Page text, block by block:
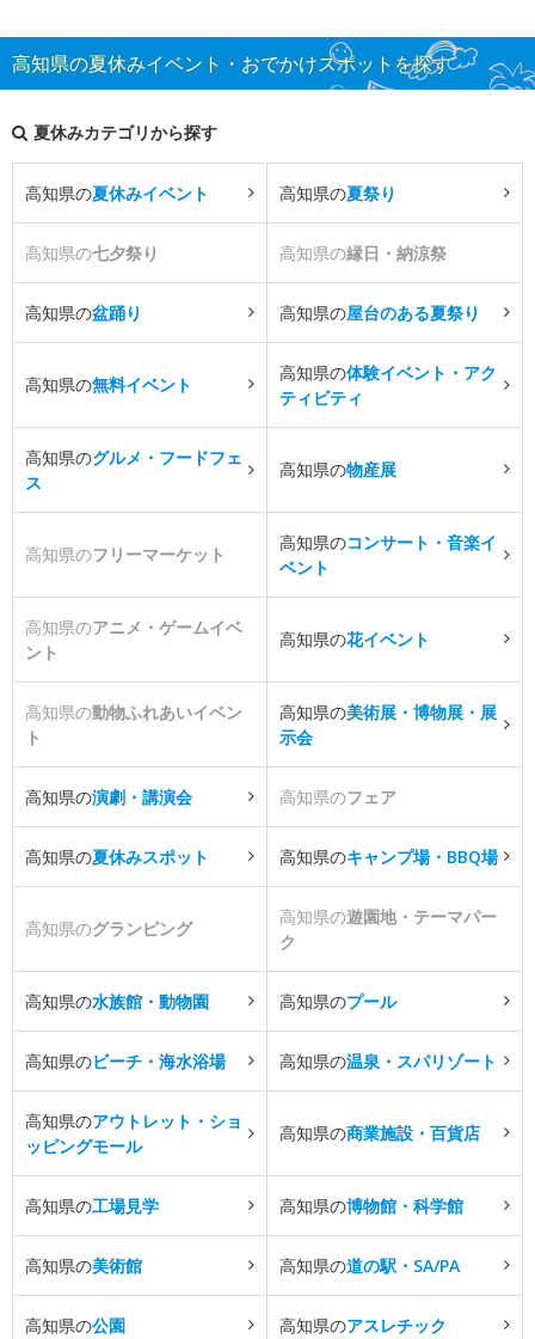
高知県の夏休みイベント・おでかけスポットを探す
夏休みカテゴリから探す
高知県の夏休みイベント 高知県の夏祭り
高知県の七夕祭り 高知県の縁日・納涼祭
高知県の盆踊り 高知県の屋台のある夏祭り
高知県の無料イベント
高知県の体験イベント・アク
ティビティ
高知県のグルメ・フードフェ
ス
高知県の物産展
高知県のフリーマーケット
高知県のコンサート・音楽イ
ベント
高知県のアニメ・ゲームイベ
ント
高知県の花イベント
高知県の動物ふれあいイベン
ト
高知県の美術展・博物展・展
示会
高知県の演劇・講演会 高知県のフェア
高知県の夏休みスポット 高知県のキャンプ場・BBQ場
高知県のグランピング
高知県の遊園地・テーマパー
ク
高知県の水族館・動物園 高知県のプール
高知県のビーチ・海水浴場 高知県の温泉・スパリゾート
高知県のアウトレット・ショ
ッピングモール
高知県の商業施設・百貨店
高知県の工場見学 高知県の博物館・科学館
高知県の美術館 高知県の道の駅・SA/PA
高知県の公園 高知県のアスレチック